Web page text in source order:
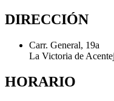
DIRECCIÓN
Carr. General, 19a
La Victoria de
HORARIO